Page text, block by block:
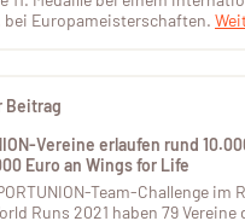
Beitrag
Vereine erlaufen rund
Euro an Wings for Life
Team-Challenge im
Runs 2021 haben 79 Vereine
bei Europameisterschaften.